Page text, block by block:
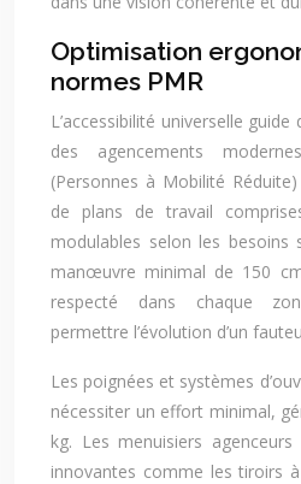
Optimisation
normes PMR
L’accessibilité universelle
des agencements
(Personnes à Mobilité
de plans de travail
modulables selon les besoins
manœuvre minimal de 150
respecté dans chaque
permettre l’évolution d’un
Les poignées et systèmes
nécessiter un effort minimal,
kg. Les menuisiers
innovantes comme les tiroirs